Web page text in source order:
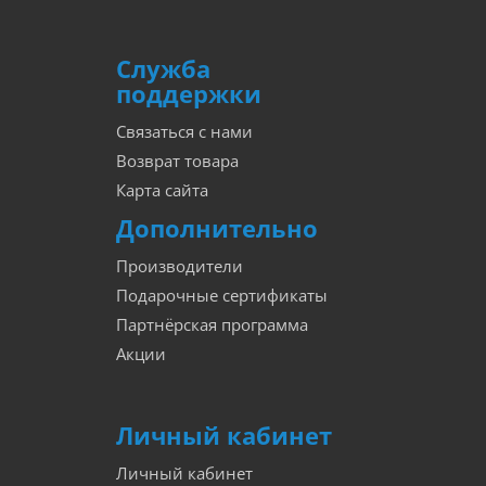
Служба
поддержки
Связаться с нами
Возврат товара
Карта сайта
Дополнительно
Производители
Подарочные сертификаты
Партнёрская программа
Акции
Личный кабинет
Личный кабинет